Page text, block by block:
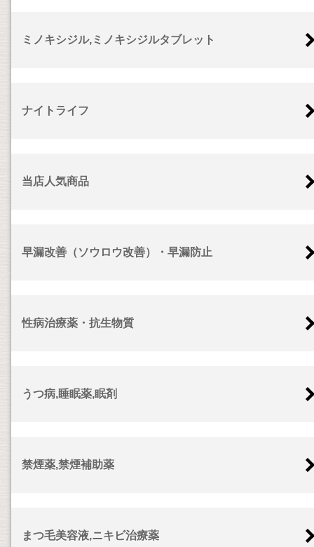
ミノキシジル,ミノキシジルタブレット
ナイトライフ
当店人気商品
早漏改善（ソウロウ改善）・早漏防止
性病治療薬・抗生物質
うつ病,睡眠薬,眠剤
禁煙薬,禁煙補助薬
まつ毛美容液,ニキビ治療薬